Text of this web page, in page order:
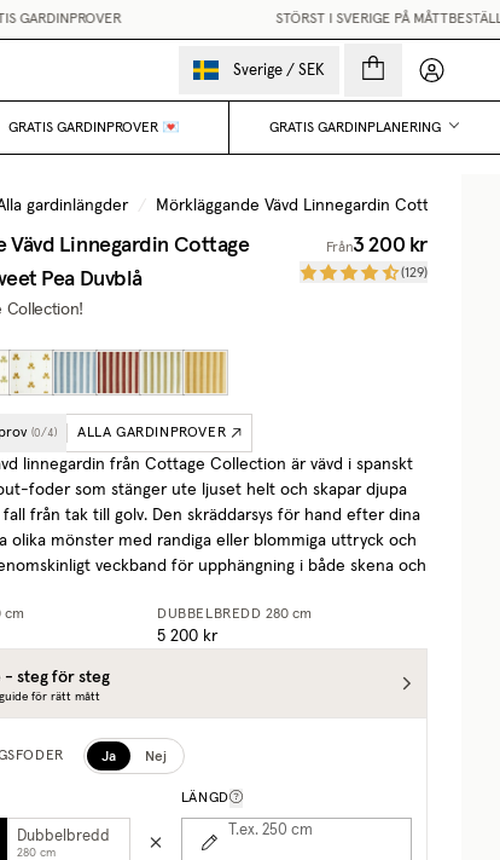
GARDINPROVER STÖRST I SVERIGE PÅ
Sverige / SEK Mina
GRATIS GARDINPROVER 💌 GRATIS GARDINPLANERING
gardinlängder / Mörkläggande Vävd Linnegardin Cottage
Vävd Linnegardin Cottage
Pea Duvblå
Collection!
Från3 200 kr
(129)
(0/4) ALLA GARDINPROVER
linnegardin från Cottage Collection är vävd i spanskt
foder som stänger ute ljuset helt och skapar djupa
från tak till golv. Den skräddarsys för hand efter dina
olika mönster med randiga eller blommiga uttryck och
veckband för upphängning i både skena och
cm DUBBELBREDD 280 cm
5 200 kr
- steg för steg
guide för rätt mått
Ja Nej
Dubbelbredd
280 cm
LÄNGD
T.ex. 250 cm